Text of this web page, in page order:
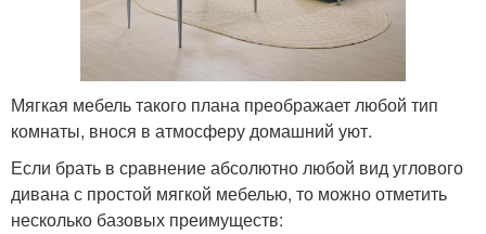
Мягкая мебель такого плана преображает любой тип
комнаты, внося в атмосферу домашний уют.
Если брать в сравнение абсолютно любой вид углового
дивана с простой мягкой мебелью, то можно отметить
несколько базовых преимуществ: